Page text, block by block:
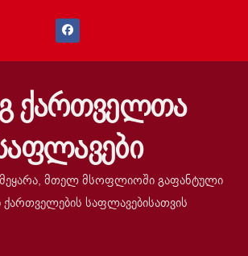
ქართველთა
მთელ მსოფლიოში გაფანტული
საფლავებისათვის